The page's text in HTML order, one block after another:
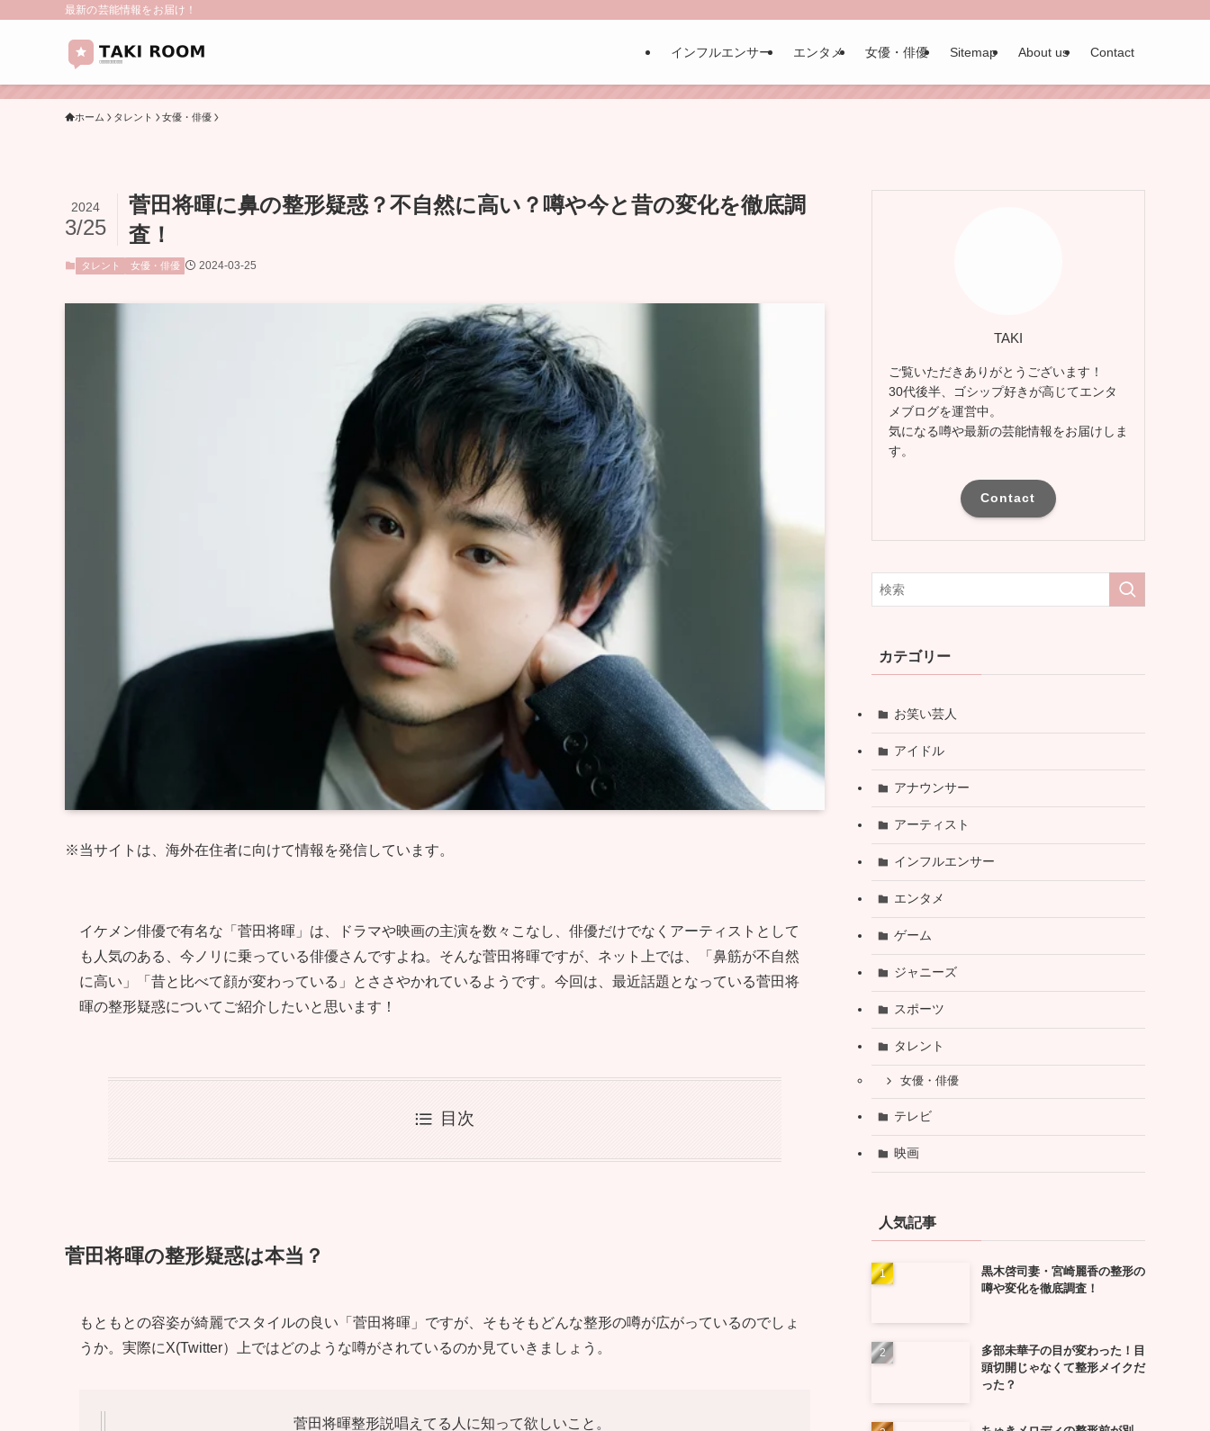
最新の芸能情報をお届け！
インフルエンサー エンタメ 女優・俳優 Sitemap About us Contact
ホーム タレント 女優・俳優
菅田将暉に鼻の整形疑惑？不自然に高い？噂や今と昔の変化を徹底調
査！
2024
3/25
タレント 女優・俳優 2024-03-25
※当サイトは、海外在住者に向けて情報を発信しています。
イケメン俳優で有名な「菅田将暉」は、ドラマや映画の主演を数々こなし、俳優だけでなくアーティストとして
も人気のある、今ノリに乗っている俳優さんですよね。そんな菅田将暉ですが、ネット上では、「鼻筋が不自然
に高い」「昔と比べて顔が変わっている」とささやかれているようです。今回は、最近話題となっている菅田将
暉の整形疑惑についてご紹介したいと思います！
目次
菅田将暉の整形疑惑は本当？
もともとの容姿が綺麗でスタイルの良い「菅田将暉」ですが、そもそもどんな整形の噂が広がっているのでしょ
うか。実際にX(Twitter）上ではどのような噂がされているのか見ていきましょう。
菅田将暉整形説唱えてる人に知って欲しいこと。
TAKI
ご覧いただきありがとうございます！
30代後半、ゴシップ好きが高じてエンタ
メブログを運営中。
気になる噂や最新の芸能情報をお届けしま
す。
Contact
カテゴリー
お笑い芸人
アイドル
アナウンサー
アーティスト
インフルエンサー
エンタメ
ゲーム
ジャニーズ
スポーツ
タレント
女優・俳優
テレビ
映画
人気記事
黒木啓司妻・宮崎麗香の整形の
噂や変化を徹底調査！
多部未華子の目が変わった！目
頭切開じゃなくて整形メイクだ
った？